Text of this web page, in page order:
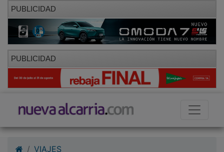
PUBLICIDAD
PUBLICIDAD